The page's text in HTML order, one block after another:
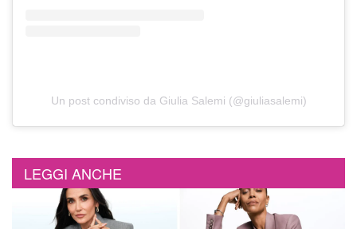
Un post condiviso da Giulia Salemi (@giuliasalemi)
LEGGI ANCHE